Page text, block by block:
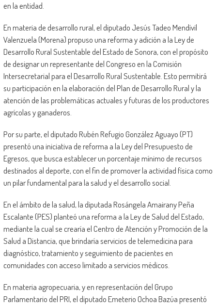
en la entidad.
En materia de desarrollo rural, el diputado Jesús Tadeo Mendívil
Valenzuela (Morena) propuso una reforma y adición a la Ley de
Desarrollo Rural Sustentable del Estado de Sonora, con el propósito
de designar un representante del Congreso en la Comisión
Intersecretarial para el Desarrollo Rural Sustentable. Esto permitirá
su participación en la elaboración del Plan de Desarrollo Rural y la
atención de las problemáticas actuales y futuras de los productores
agrícolas y ganaderos.
Por su parte, el diputado Rubén Refugio González Aguayo (PT)
presentó una iniciativa de reforma a la Ley del Presupuesto de
Egresos, que busca establecer un porcentaje mínimo de recursos
destinados al deporte, con el fin de promover la actividad física como
un pilar fundamental para la salud y el desarrollo social.
En el ámbito de la salud, la diputada Rosángela Amairany Peña
Escalante (PES) planteó una reforma a la Ley de Salud del Estado,
mediante la cual se crearía el Centro de Atención y Promoción de la
Salud a Distancia, que brindaría servicios de telemedicina para
diagnóstico, tratamiento y seguimiento de pacientes en
comunidades con acceso limitado a servicios médicos.
En materia agropecuaria, y en representación del Grupo
Parlamentario del PRI, el diputado Emeterio Ochoa Bazúa presentó